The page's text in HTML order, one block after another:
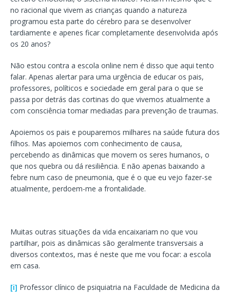
no racional que vivem as crianças quando a natureza
programou esta parte do cérebro para se desenvolver
tardiamente e apenes ficar completamente desenvolvida após
os 20 anos?
Não estou contra a escola online nem é disso que aqui tento
falar. Apenas alertar para uma urgência de educar os pais,
professores, políticos e sociedade em geral para o que se
passa por detrás das cortinas do que vivemos atualmente a
com consciência tomar mediadas para prevenção de traumas.
Apoiemos os pais e pouparemos milhares na saúde futura dos
filhos. Mas apoiemos com conhecimento de causa,
percebendo as dinâmicas que movem os seres humanos, o
que nos quebra ou dá resiliência. E não apenas baixando a
febre num caso de pneumonia, que é o que eu vejo fazer-se
atualmente, perdoem-me a frontalidade.
Muitas outras situações da vida encaixariam no que vou
partilhar, pois as dinâmicas são geralmente transversais a
diversos contextos, mas é neste que me vou focar: a escola
em casa.
[i] Professor clínico de psiquiatria na Faculdade de Medicina da